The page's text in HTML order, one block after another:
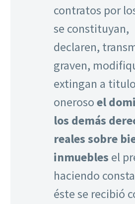
contratos por
se constituyan,
declaren,
graven,
extingan a titulo
onerosoel
los demás
reales sobre
inmuebles el
haciendo
éste se recibió